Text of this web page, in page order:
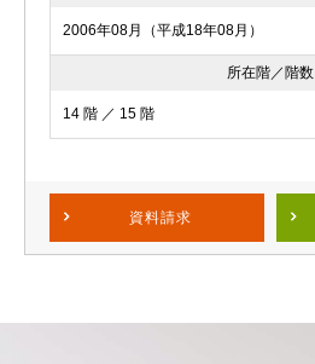
2006年08月（平成18年08月）
所在階／階数
14 階 ／ 15 階
資料請求